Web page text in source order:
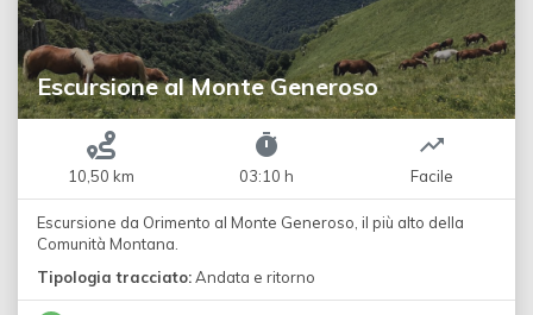
Escursione al Monte Generoso
10,50 km 03:10 h Facile
Escursione da Orimento al Monte Generoso, il più alto della
Comunità Montana.
Tipologia tracciato:Andata e ritorno